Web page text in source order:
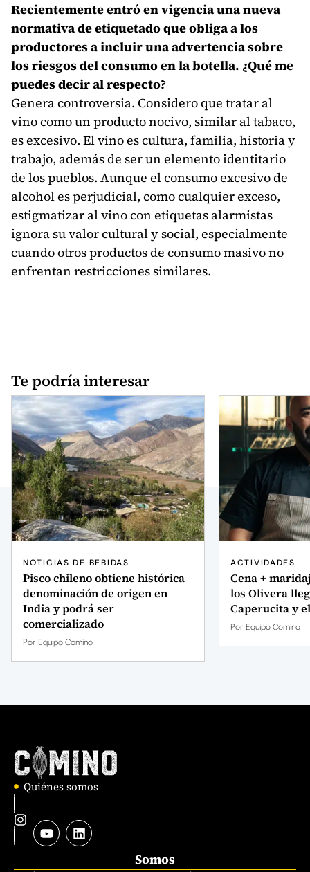
Recientemente entró en vigencia una nueva
normativa de etiquetado que obliga a los
productores a incluir una advertencia sobre
los riesgos del consumo en la botella. ¿Qué me
puedes decir al respecto?
Genera controversia. Considero que tratar al
vino como un producto nocivo, similar al tabaco,
es excesivo. El vino es cultura, familia, historia y
trabajo, además de ser un elemento identitario
de los pueblos. Aunque el consumo excesivo de
alcohol es perjudicial, como cualquier exceso,
estigmatizar al vino con etiquetas alarmistas
ignora su valor cultural y social, especialmente
cuando otros productos de consumo masivo no
enfrentan restricciones similares.
Te podría interesar
NOTICIAS DE BEBIDAS
Pisco chileno obtiene histórica
denominación de origen en
India y podrá ser
comercializado
Por Equipo Comino
ACTIVIDADES
Cena +
los Olivera
Caperucita y
Por Equipo Comino
Quiénes somos
Somos